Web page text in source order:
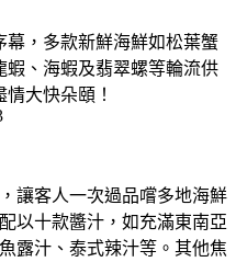
幕，多款新鮮海鮮如松葉蟹
蝦、海蝦及翡翠螺等輪流供
大快朵頤！
讓客人一次過品嚐多地海鮮
以十款醬汁，如充滿東南亞
露汁、泰式辣汁等。其他焦